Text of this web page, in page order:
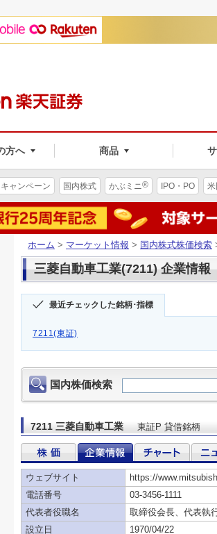
方へ 商品
キャンペーン 国内株式 かぶミニ® IPO・PO
ホーム > マーケット情報 > 国内株式株価検索
三菱自動車工業(7211) 企業情報
最近チェックした銘柄･指標
7211(東証)